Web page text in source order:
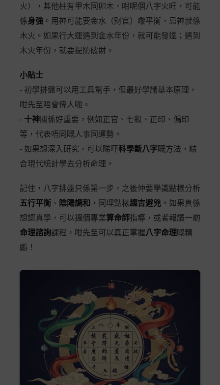
火），其他柱有甲木同卯木，咁呢個八字火旺，可能
係身強 。用神可能要金水（財官）嚟平衡，忌神就係
木火。如果行大運遇到金水年份，就可能發達；遇到
木火年份，就要提防破財。
小貼士
- 初學排盤可以用工具幫手，但最好學識基本原理，
咁先至唔會俾人呃。
- 十神關係好重要，例如正官、七殺、正印、偏印
等，代表唔同嘅人事同運勢。
- 如果想深入研究，可以睇吓科學斷八字嘅方法，結
合現代統計學去分析命理。
記住，八字排盤只係第一步，之後仲要學識點樣分析
五行平衡 、 陰陽調和 ，同埋點樣趨吉避兇 。如果真係
想認真學，可以搵個專業算命師指導，或者報讀一啲
命理諮詢課程，咁先至可以真正掌握八字命理嘅精
髓！